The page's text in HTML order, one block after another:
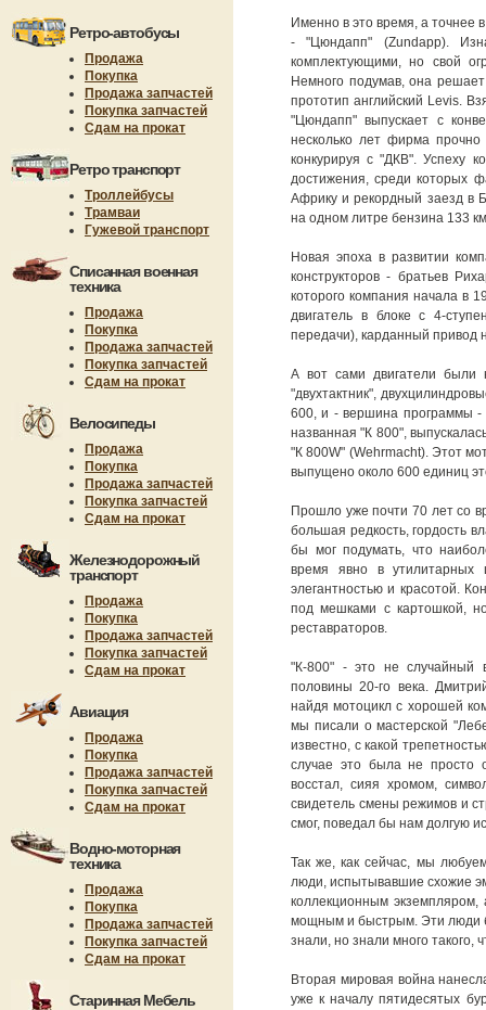
Ретро-автобусы
Продажа
Покупка
Продажа запчастей
Покупка запчастей
Сдам на прокат
Ретро транспорт
Троллейбусы
Трамваи
Гужевой транспорт
Списанная военная
техника
Продажа
Покупка
Продажа запчастей
Покупка запчастей
Сдам на прокат
Велосипеды
Продажа
Покупка
Продажа запчастей
Покупка запчастей
Сдам на прокат
Железнодорожный
транспорт
Продажа
Покупка
Продажа запчастей
Покупка запчастей
Сдам на прокат
Авиация
Продажа
Покупка
Продажа запчастей
Покупка запчастей
Сдам на прокат
Водно-моторная
техника
Продажа
Покупка
Продажа запчастей
Покупка запчастей
Сдам на прокат
Старинная Мебель
Именно в это время, а точнее
- "Цюндапп" (Zundapp).
комплектующими, но свой
Немного подумав, она
прототип английский Levis.
"Цюндапп" выпускает с
несколько лет фирма
конкурируя с "ДКВ". Успеху
достижения, среди которых
Африку и рекордный заезд в
на одном литре бензина 133
Новая эпоха в развитии
конструкторов - братьев
которого компания начала в
двигатель в блоке с 4-
передачи), карданный привод
А вот сами двигатели были
"двухтактник",
600, и - вершина программы -
названная "К 800",
"К 800W" (Wehrmacht). Этот
выпущено около 600 единиц
Прошло уже почти 70 лет со
большая редкость, гордость
бы мог подумать, что
время явно в утилитарных
элегантностью и красотой.
под мешками с картошкой,
реставраторов.
"К-800" - это не случайный
половины 20-го века.
найдя мотоцикл с хорошей
мы писали о мастерской
известно, с какой
случае это была не просто
восстал, сияя хромом,
свидетель смены режимов и
смог, поведал бы нам долгую
Так же, как сейчас, мы
люди, испытывавшие схожие
коллекционным
мощным и быстрым. Эти люди
знали, но знали много такого,
Вторая мировая война
уже к началу пятидесятых